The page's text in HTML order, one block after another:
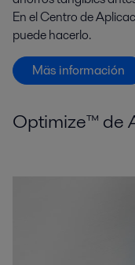
En el Centro de
puede hacerlo.
Mäs información
Optimize™ de